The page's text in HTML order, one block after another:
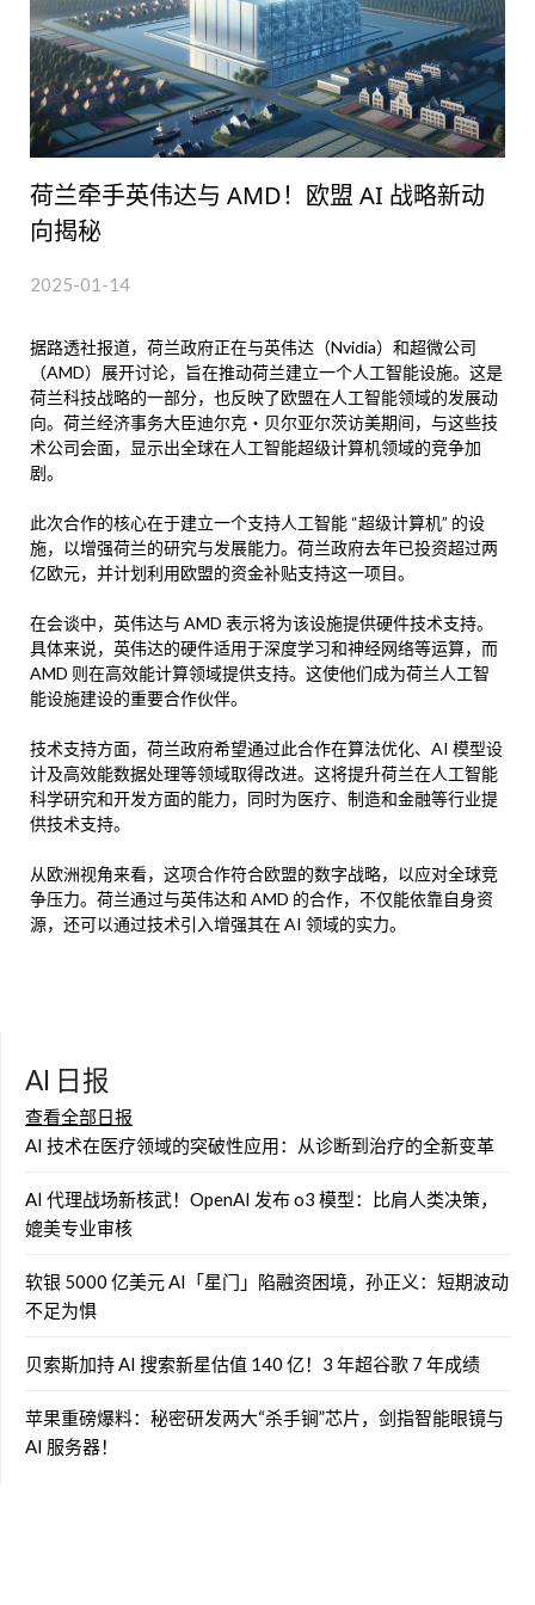
荷兰牵手英伟达与 AMD！欧盟 AI 战略新动
向揭秘
2025-01-14
据路透社报道，荷兰政府正在与英伟达（Nvidia）和超微公司
（AMD）展开讨论，旨在推动荷兰建立一个人工智能设施。这是
荷兰科技战略的一部分，也反映了欧盟在人工智能领域的发展动
向。荷兰经济事务大臣迪尔克・贝尔亚尔茨访美期间，与这些技
术公司会面，显示出全球在人工智能超级计算机领域的竞争加
剧。
此次合作的核心在于建立一个支持人工智能 “超级计算机” 的设
施，以增强荷兰的研究与发展能力。荷兰政府去年已投资超过两
亿欧元，并计划利用欧盟的资金补贴支持这一项目。
在会谈中，英伟达与 AMD 表示将为该设施提供硬件技术支持。
具体来说，英伟达的硬件适用于深度学习和神经网络等运算，而
AMD 则在高效能计算领域提供支持。这使他们成为荷兰人工智
能设施建设的重要合作伙伴。
技术支持方面，荷兰政府希望通过此合作在算法优化、AI 模型设
计及高效能数据处理等领域取得改进。这将提升荷兰在人工智能
科学研究和开发方面的能力，同时为医疗、制造和金融等行业提
供技术支持。
从欧洲视角来看，这项合作符合欧盟的数字战略，以应对全球竞
争压力。荷兰通过与英伟达和 AMD 的合作，不仅能依靠自身资
源，还可以通过技术引入增强其在 AI 领域的实力。
AI 日报
查看全部日报
AI 技术在医疗领域的突破性应用：从诊断到治疗的全新变革
AI 代理战场新核武！OpenAI 发布 o3 模型：比肩人类决策，
媲美专业审核
软银 5000 亿美元 AI「星门」陷融资困境，孙正义：短期波动
不足为惧
贝索斯加持 AI 搜索新星估值 140 亿！3 年超谷歌 7 年成绩
苹果重磅爆料：秘密研发两大“杀手锏”芯片，剑指智能眼镜与
AI 服务器！